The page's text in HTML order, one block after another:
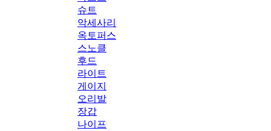
슈트
악세사리
옥토퍼스
스노클
후드
라이트
게이지
오리발
장갑
나이프